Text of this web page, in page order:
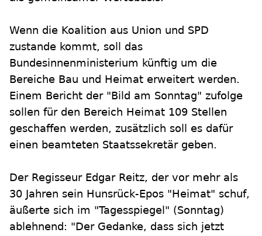
Wenn die Koalition aus Union und SPD
zustande kommt, soll das
Bundesinnenministerium künftig um die
Bereiche Bau und Heimat erweitert werden.
Einem Bericht der "Bild am Sonntag" zufolge
sollen für den Bereich Heimat 109 Stellen
geschaffen werden, zusätzlich soll es dafür
einen beamteten Staatssekretär geben.
Der Regisseur Edgar Reitz, der vor mehr als
30 Jahren sein Hunsrück-Epos "Heimat" schuf,
äußerte sich im "Tagesspiegel" (Sonntag)
ablehnend: "Der Gedanke, dass sich jetzt